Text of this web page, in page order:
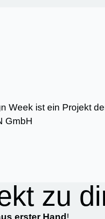
Week ist ein Projekt
GmbH
zu
erster Hand !